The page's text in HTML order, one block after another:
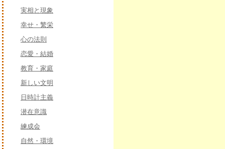
実相と現象
幸せ・繁栄
心の法則
恋愛・結婚
教育・家庭
新しい文明
日時計主義
潜在意識
練成会
自然・環境